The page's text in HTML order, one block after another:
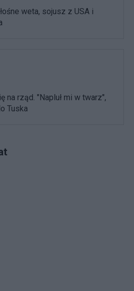
weta, sojusz z USA i
na rząd. "Napluł mi w twarz",
Tuska